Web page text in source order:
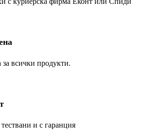
всички продукти.
и с гаранция